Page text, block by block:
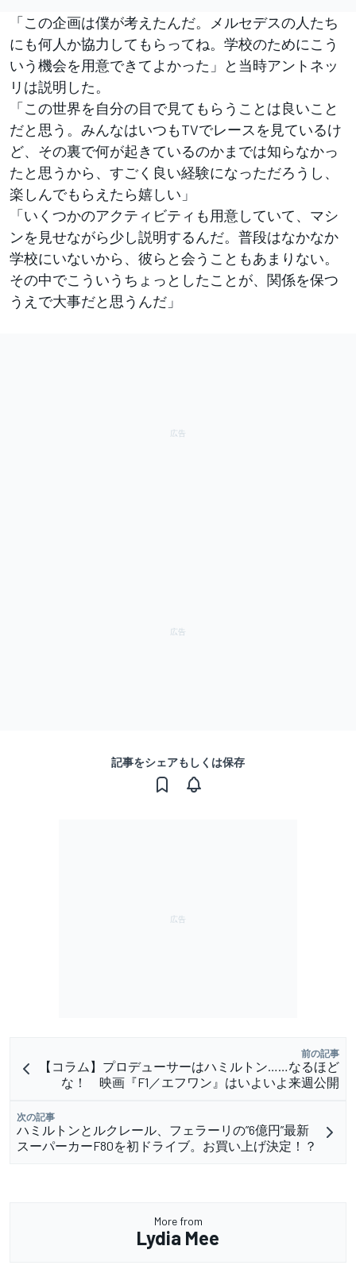
「この企画は僕が考えたんだ。メルセデスの人たち
にも何人か協力してもらってね。学校のためにこう
いう機会を用意できてよかった」と当時アントネッ
リは説明した。
「この世界を自分の目で見てもらうことは良いこと
だと思う。みんなはいつもTVでレースを見ているけ
ど、その裏で何が起きているのかまでは知らなかっ
たと思うから、すごく良い経験になっただろうし、
楽しんでもらえたら嬉しい」
「いくつかのアクティビティも用意していて、マシ
ンを見せながら少し説明するんだ。普段はなかなか
学校にいないから、彼らと会うこともあまりない。
その中でこういうちょっとしたことが、関係を保つ
うえで大事だと思うんだ」
記事をシェアもしくは保存
前の記事
【コラム】プロデューサーはハミルトン……なるほど
な！ 映画『F1／エフワン』はいよいよ来週公開
次の記事
ハミルトンとルクレール、フェラーリの”6億円”最新
スーパーカーF80を初ドライブ。お買い上げ決定！？
More from
Lydia Mee